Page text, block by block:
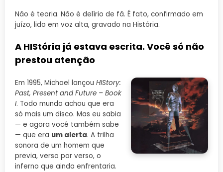
Não é teoria. Não é delírio de fã. É fato, confirmado em
juízo, lido em voz alta, gravado na História.
A HIStória já estava escrita. Você só não
prestou atenção
Em 1995, Michael lançou HIStory:
Past, Present and Future – Book
I. Todo mundo achou que era
só mais um disco. Mas eu sabia
— e agora você também sabe
— que era um alerta. A trilha
sonora de um homem que
previa, verso por verso, o
inferno que ainda enfrentaria.